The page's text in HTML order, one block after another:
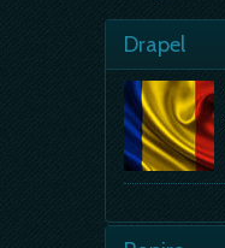
Drapel